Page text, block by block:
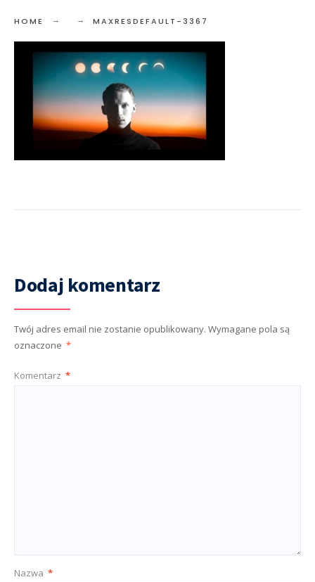
HOME MAXRESDEFAULT-3367
Dodaj komentarz
Twój adres email nie zostanie opublikowany. Wymagane pola są
oznaczone *
Komentarz *
Nazwa *